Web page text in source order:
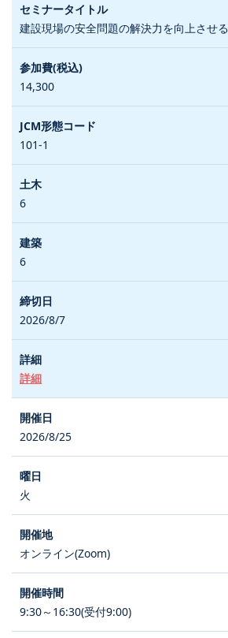
建設現場の安全問題の解決力を向上させる
14,300
101-1
6
6
2026/8/7
詳細
2026/8/25
火
オンライン(Zoom)
9:30～16:30(受付9:00)